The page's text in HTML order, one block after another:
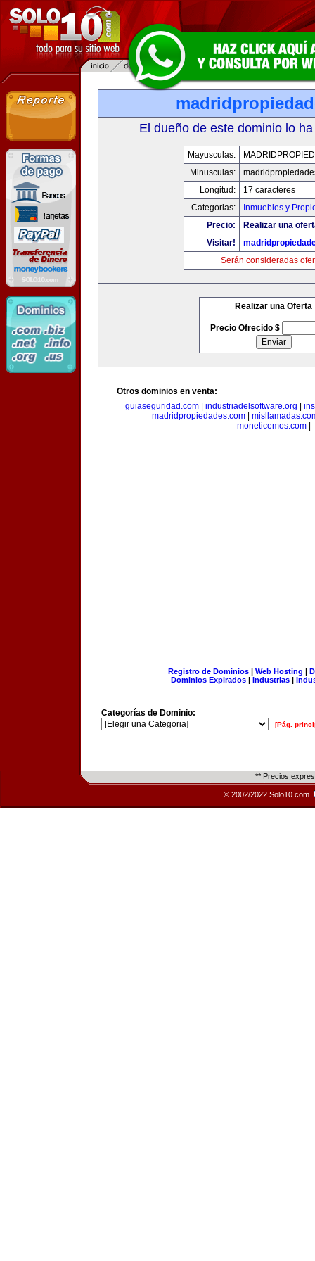
El dueño de este dominio lo
Mayusculas:
Minusculas:
Longitud:
17 caracteres
Categorias:
Inmuebles y
Precio:
Realizar una
Visitar!
Serán consideradas
Realizar una Oferta
Precio Ofrecido $
Otros dominios en venta:
guiaseguridad.com| industriadelsoftware.org
madridpropiedades.com|
moneticemos.com|
Registro de Dominios| Web Hosting |
Dominios Expirados | Industrias |
Categorías de Dominio:
[Pág.
** Precios
© 2002/2022 Solo10.com